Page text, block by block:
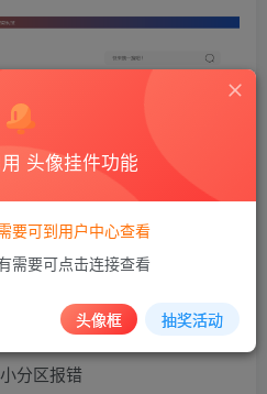
分区报错
头像挂件功能
要可到用户中心查看
需要可点击连接查看
头像框 抽奖活动